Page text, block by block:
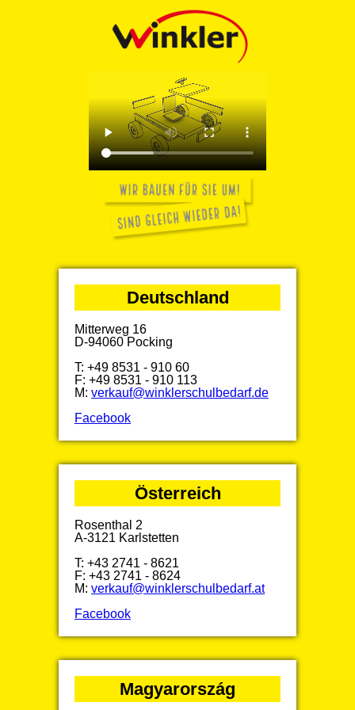
Deutschland
Mitterweg 16
D-94060 Pocking
T: +49 8531 - 910 60
F: +49 8531 - 910 113
M: verkauf@winklerschulbedarf.de
Facebook
Österreich
Rosenthal 2
A-3121 Karlstetten
T: +43 2741 - 8621
F: +43 2741 - 8624
M: verkauf@winklerschulbedarf.at
Facebook
Magyarország